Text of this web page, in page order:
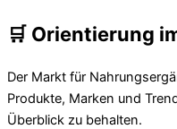
🛒 Orientierung
Der Markt für
Produkte, Marken und
Überblick zu behalten.